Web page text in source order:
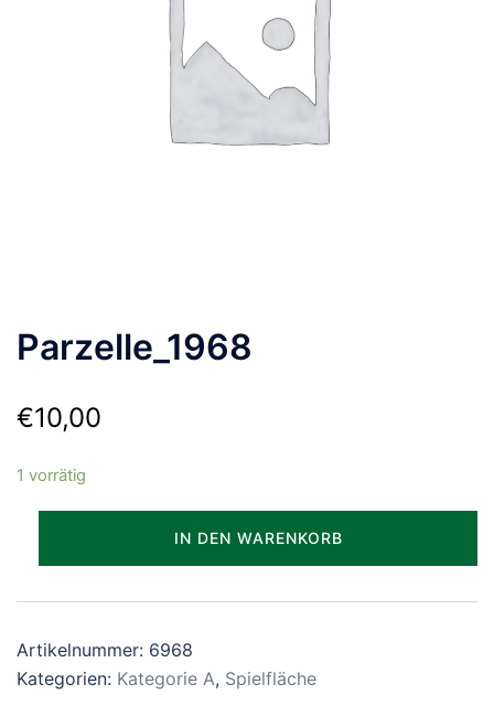
Parzelle_1968
€10,00
1 vorrätig
IN DEN WARENKORB
Artikelnummer: 6968
Kategorien: Kategorie A, Spielfläche